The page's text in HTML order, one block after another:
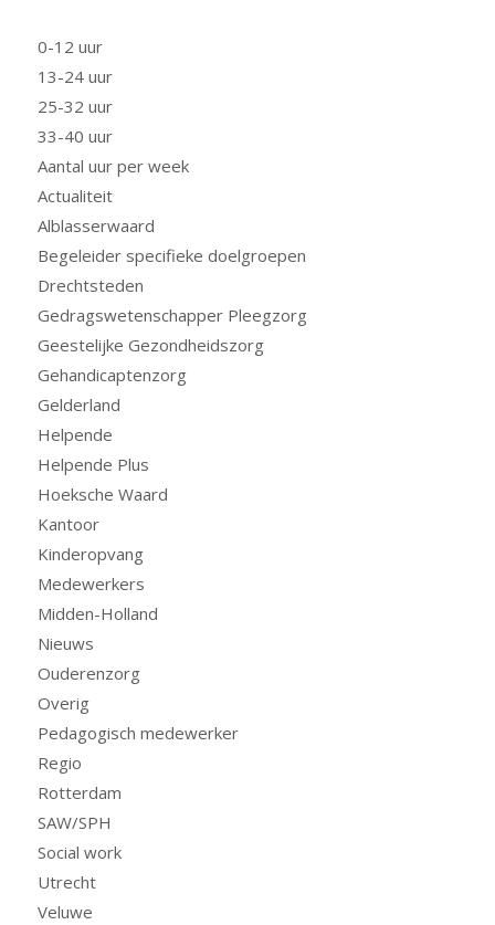
0-12 uur
13-24 uur
25-32 uur
33-40 uur
Aantal uur per week
Actualiteit
Alblasserwaard
Begeleider specifieke doelgroepen
Drechtsteden
Gedragswetenschapper Pleegzorg
Geestelijke Gezondheidszorg
Gehandicaptenzorg
Gelderland
Helpende
Helpende Plus
Hoeksche Waard
Kantoor
Kinderopvang
Medewerkers
Midden-Holland
Nieuws
Ouderenzorg
Overig
Pedagogisch medewerker
Regio
Rotterdam
SAW/SPH
Social work
Utrecht
Veluwe